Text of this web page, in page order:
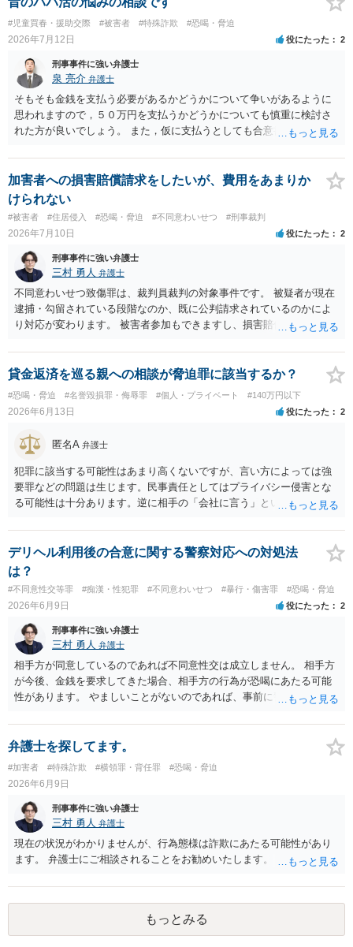
#児童買春・援助交際 #被害者 #特殊詐欺 #恐喝・脅迫
2026年7月12日 役にたった 2
刑事事件に強い弁護士
泉 亮介 弁護士
そもそも金銭を支払う必要があるかどうかについて争いがあるように
思われますので，５０万円を支払うかどうかについても慎重に検討さ
れた方が良いでしょう。 また，仮に支払うとしても合意書を交わし，
面を作成したうえで支払いをする必要があるでしょう。 一度弁護士に
相談をされた方が良いかと思われます。
加害者への損害賠償請求をしたいが、費用をあまりか
けられない
#被害者 #住居侵入 #恐喝・脅迫 #不同意わいせつ #刑事裁判
2026年7月10日 役にたった 2
刑事事件に強い弁護士
三村 勇人 弁護士
不同意わいせつ致傷罪は、裁判員裁判の対象事件です。 被疑者が現在
逮捕・勾留されている段階なのか、既に公判請求されているのかによ
り対応が変わります。 被害者参加もできますし、損害賠償命令制度も
第三者を保証人とする内容で債務名義を取得できるの、まずは刑事和
解を検討します。 弁護士に依頼せず、ご自身で手続きを進めることは
できますが、経験上うまくいった例をみたことがありません。 弁護士
へご相談されることをお勧めはいたします。 ※余談ですが、被害者通
知を依頼すると現在の検察庁での捜査進行や公判期日を知ることがで
きますので、送致後であれば検察庁に電話してみてください。
貸金返済を巡る親への相談が脅迫罪に該当するか？
#恐喝・脅迫 #名誉毀損罪・侮辱罪 #個人・プライベート #140万円以下
2026年6月13日 役にたった 2
匿名A 弁護士
犯罪に該当する可能性はあまり高くないですが、言い方によっては強
要罪などの問題は生じます。民事責任としてはプライバシー侵害とな
る可能性は十分あります。逆に相手の「会社に言う」という発言は脅
（双方の主張ともに取り合わない）でしょう。 返済がなされないので
あれば訴訟や支払督促など法的措置を取るべきというのが法律相談と
しての模範解答となります。「親に言う」という行為が犯罪に該当し
ないとしても、本件のように余計なトラブルを招き、相手が反発して
任意の返済が期待できなくなり、事情によっては不法行為を主張され
て事実上相殺（減額）となってしまうリスクもあり、何の得にもなり
ません。
デリヘル利用後の合意に関する警察対応への対処法
は？
#不同意性交等罪 #痴漢・性犯罪 #不同意わいせつ #暴行・傷害罪 #恐喝・脅迫
2026年6月9日 役にたった 2
刑事事件に強い弁護士
三村 勇人 弁護士
相手方が同意しているのであれば不同意性交は成立しません。 相手方
が今後、金銭を要求してきた場合、相手方の行為が恐喝にあたる可能
性があります。 やましいことがないのであれば、事前に警察に相談す
弁護士を探してます。
#加害者 #特殊詐欺 #横領罪・背任罪 #恐喝・脅迫
2026年6月9日
刑事事件に強い弁護士
三村 勇人 弁護士
現在の状況がわかりませんが、行為態様は詐欺にあたる可能性があり
ます。 弁護士にご相談されることをお勧めいたします。
もっとみる